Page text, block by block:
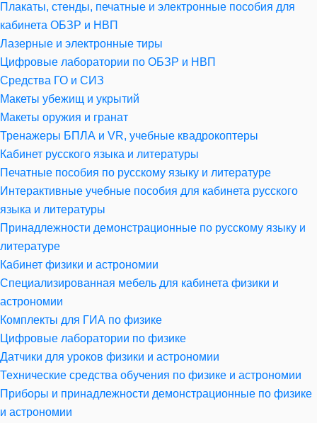
Плакаты, стенды, печатные и электронные пособия для
кабинета ОБЗР и НВП
Лазерные и электронные тиры
Цифровые лаборатории по ОБЗР и НВП
Средства ГО и СИЗ
Макеты убежищ и укрытий
Макеты оружия и гранат
Тренажеры БПЛА и VR, учебные квадрокоптеры
Кабинет русского языка и литературы
Печатные пособия по русскому языку и литературе
Интерактивные учебные пособия для кабинета русского
языка и литературы
Принадлежности демонстрационные по русскому языку и
литературе
Кабинет физики и астрономии
Специализированная мебель для кабинета физики и
астрономии
Комплекты для ГИА по физике
Цифровые лаборатории по физике
Датчики для уроков физики и астрономии
Технические средства обучения по физике и астрономии
Приборы и принадлежности демонстрационные по физике
и астрономии